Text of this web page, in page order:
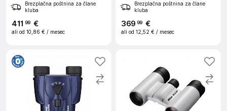
Brezplačna poštnina za člane
kluba
411 99 €
ali od 10,86 € / mesec
Brezplačna poštnina za člane
kluba
369 99 €
ali od 12,52 € / mesec